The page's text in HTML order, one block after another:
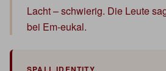
Lacht – schwierig. Die Leute
bei Em-eukal.